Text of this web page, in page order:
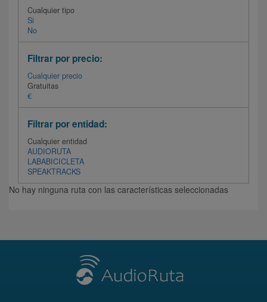
Cualquier tipo
Si
No
Filtrar por precio:
Cualquier precio
Gratuitas
€
Filtrar por entidad:
Cualquier entidad
AUDIORUTA
LABABICICLETA
SPEAKTRACKS
No hay ninguna ruta con las características seleccionadas